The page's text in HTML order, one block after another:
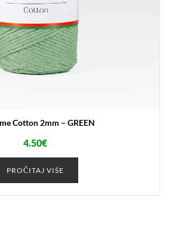
Cotton 2mm – GREEN
4.50€
PROČITAJ VIŠE